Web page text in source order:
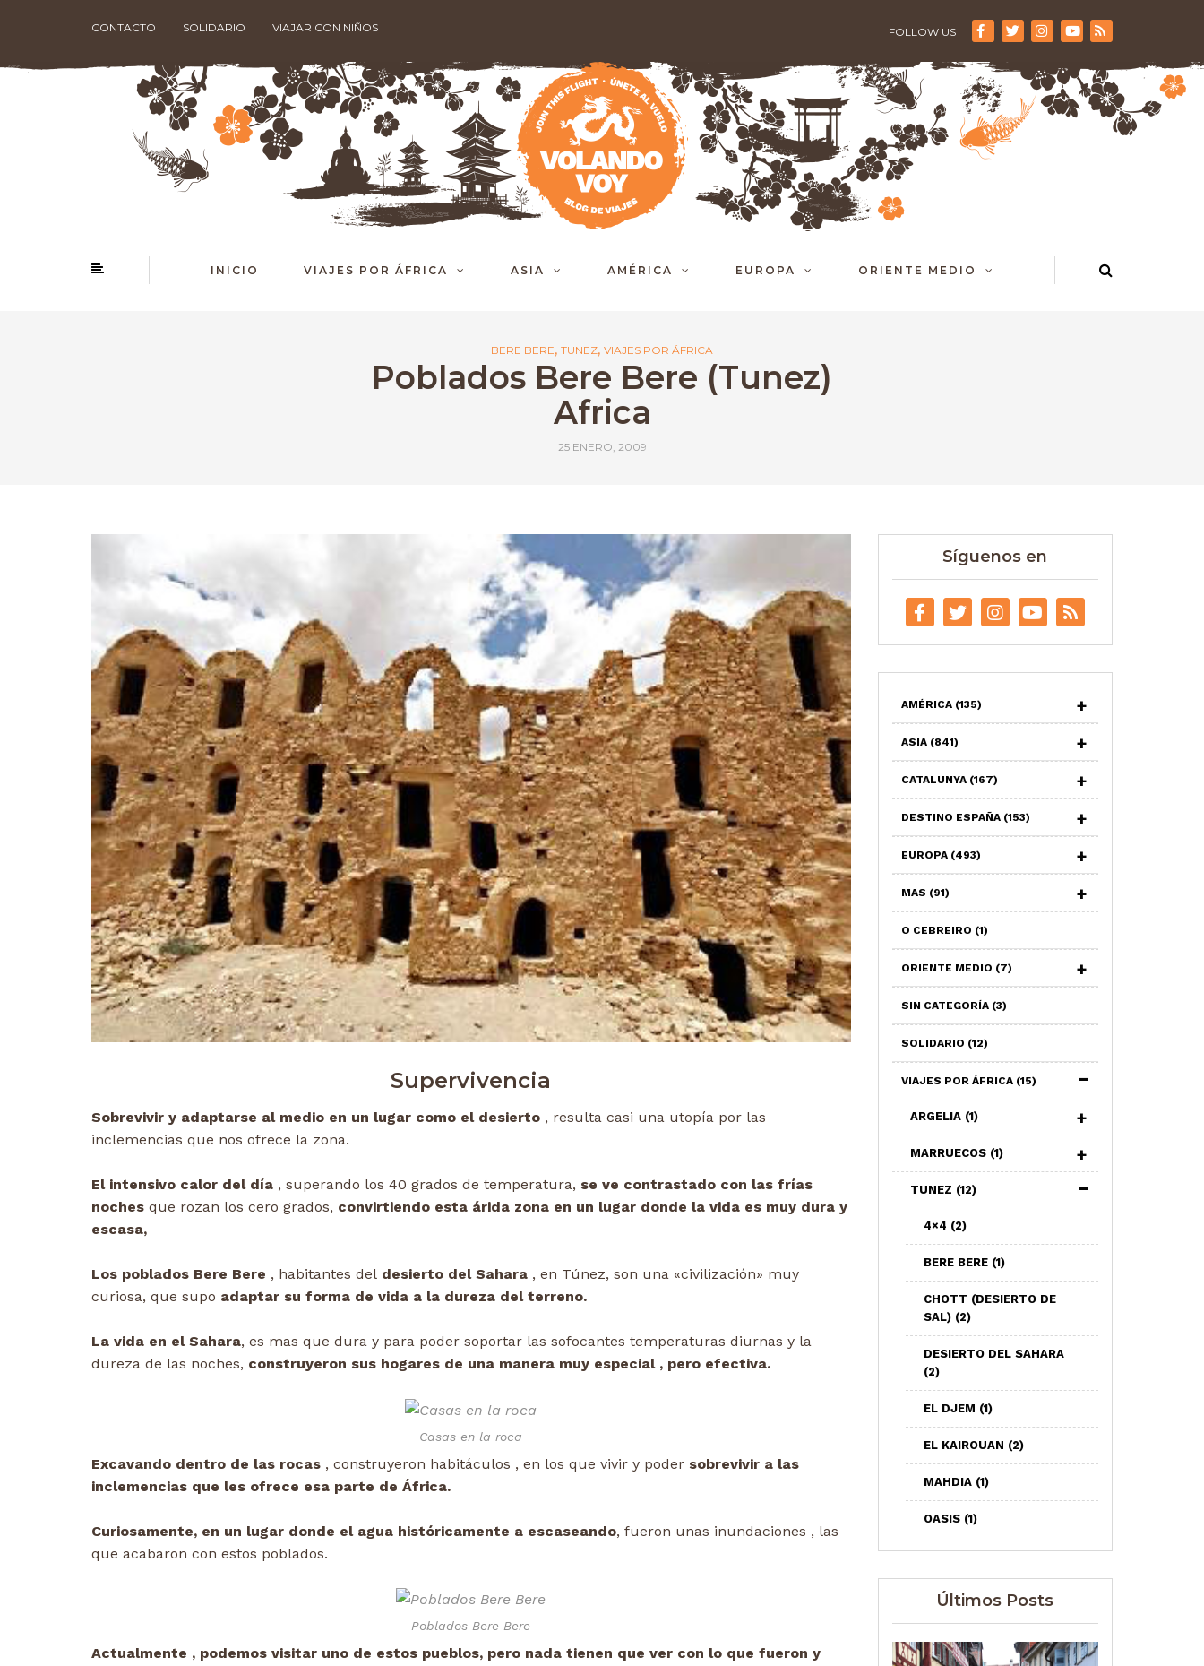
CONTACTO SOLIDARIO VIAJAR CON NIÑOS FOLLOW US
INICIO VIAJES POR ÁFRICA ASIA AMÉRICA EUROPA ORIENTE MEDIO
BERE BERE, TUNEZ, VIAJES POR ÁFRICA
Poblados Bere Bere (Tunez)
Africa
25 ENERO, 2009
Supervivencia
Sobrevivir y adaptarse al medio en un lugar como el desierto , resulta casi una utopía por las
inclemencias que nos ofrece la zona.
El intensivo calor del día , superando los 40 grados de temperatura, se ve contrastado con las frías
noches que rozan los cero grados, convirtiendo esta árida zona en un lugar donde la vida es muy dura y
escasa,
Los poblados Bere Bere , habitantes del desierto del Sahara , en Túnez, son una «civilización» muy
curiosa, que supo adaptar su forma de vida a la dureza del terreno.
La vida en el Sahara, es mas que dura y para poder soportar las sofocantes temperaturas diurnas y la
dureza de las noches, construyeron sus hogares de una manera muy especial , pero efectiva.
Casas en la roca
Excavando dentro de las rocas , construyeron habitáculos , en los que vivir y poder sobrevivir a las
inclemencias que les ofrece esa parte de África.
Curiosamente, en un lugar donde el agua históricamente a escaseando, fueron unas inundaciones , las
que acabaron con estos poblados.
Poblados Bere Bere
Actualmente , podemos visitar uno de estos pueblos, pero nada tienen que ver con lo que fueron y
Síguenos en
AMÉRICA (135)
ASIA (841)
CATALUNYA (167)
DESTINO ESPAÑA (153)
EUROPA (493)
MAS (91)
O CEBREIRO (1)
ORIENTE MEDIO (7)
SIN CATEGORÍA (3)
SOLIDARIO (12)
VIAJES POR ÁFRICA (15)
ARGELIA (1)
MARRUECOS (1)
TUNEZ (12)
4×4 (2)
BERE BERE (1)
CHOTT (DESIERTO DE
SAL) (2)
DESIERTO DEL SAHARA
(2)
EL DJEM (1)
EL KAIROUAN (2)
MAHDIA (1)
OASIS (1)
Últimos Posts